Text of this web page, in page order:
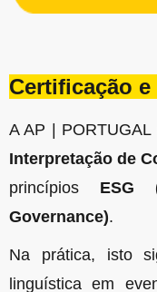
Certificação
A AP |
Interpretação de
princípios ESG
Governance).
Na prática, isto
linguística em